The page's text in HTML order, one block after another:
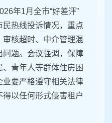
年1月全市“好差评”
热线投诉情况，重点
核超时、中介管理混
题。会议强调，保障
青年人等群体住房困
业要严格遵守相关法律
以任何形式侵害租户